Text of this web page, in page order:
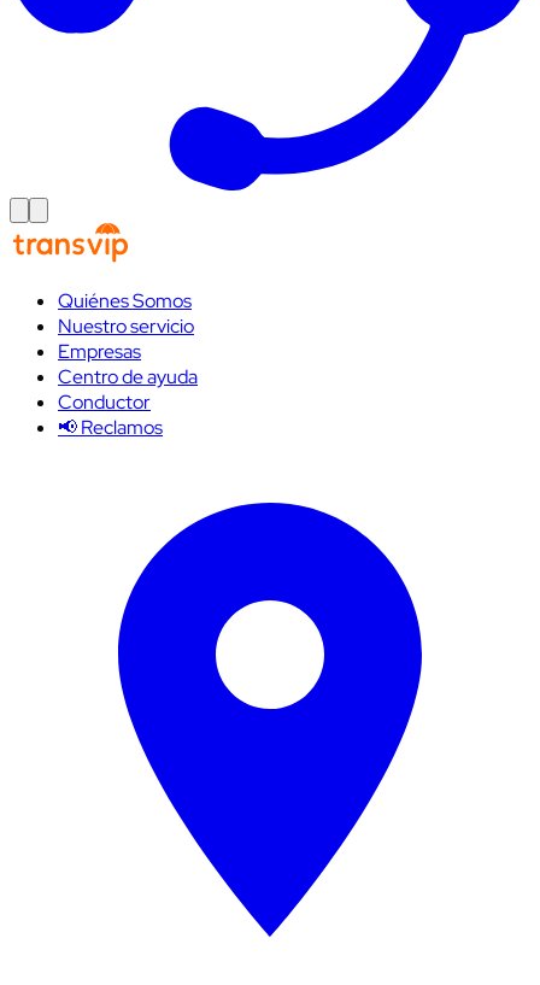
Quiénes Somos
Nuestro servicio
Empresas
Centro de ayuda
Conductor
📢 Reclamos